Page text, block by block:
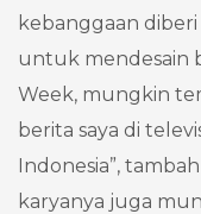
kebanggaan
untuk mendesain
Week, mungkin
berita saya di
Indonesia”,
karyanya juga